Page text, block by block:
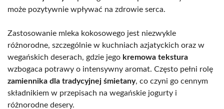
może pozytywnie wpływać na zdrowie serca.
Zastosowanie mleka kokosowego jest niezwykle
różnorodne, szczególnie w kuchniach azjatyckich oraz w
wegańskich deserach, gdzie jego kremowa tekstura
wzbogaca potrawy o intensywny aromat. Często pełni rolę
zamiennika dla tradycyjnej śmietany, co czyni go cennym
składnikiem w przepisach na wegańskie jogurty i
różnorodne desery.